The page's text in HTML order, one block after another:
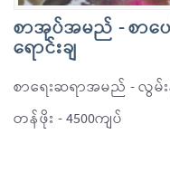
စာအုပ်အမည် - စာပေ
ရောင်းချ
စာရေးဆရာအမည် - လွမ်း
တန်ဖိုး - 4500ကျပ်